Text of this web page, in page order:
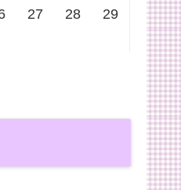
27 28
29